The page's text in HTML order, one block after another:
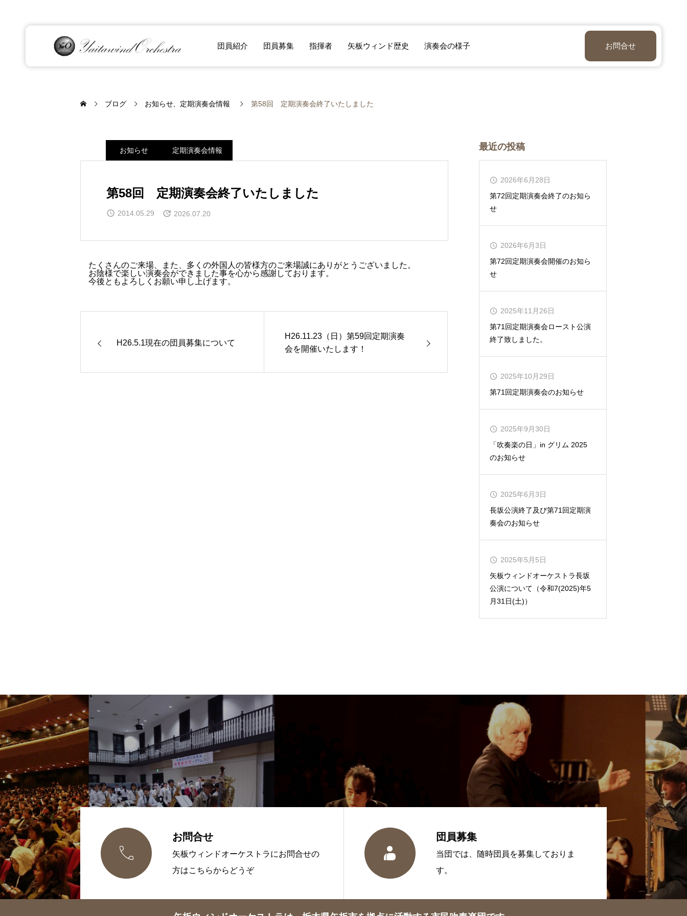
団員紹介 団員募集 指揮者 矢板ウィンド歴史 演奏会の様子 お問合せ
ブログ お知らせ 定期演奏会情報 第58回 定期演奏会終了いたしました
お知らせ 定期演奏会情報
第58回 定期演奏会終了いたしました
2014.05.29 2026.07.20
たくさんのご来場、また、多くの外国人の皆様方のご来場誠にありがとうございました。
お陰様で楽しい演奏会ができました事を心から感謝しております。
今後ともよろしくお願い申し上げます。
H26.5.1現在の団員募集について
H26.11.23（日）第59回定期演奏
会を開催いたします！
最近の投稿
第72回定期演奏会終了のお知ら
せ
2026年6月28日
第72回定期演奏会開催のお知ら
せ
2026年6月3日
第71回定期演奏会ロースト公演
終了致しました。
2025年11月26日
第71回定期演奏会のお知らせ
2025年10月29日
「吹奏楽の日」in グリム 2025
のお知らせ
2025年9月30日
長坂公演終了及び第71回定期演
奏会のお知らせ
2025年6月3日
矢板ウィンドオーケストラ長坂
公演について（令和7(2025)年5
月31日(土)）
2025年5月5日

お問合せ
矢板ウィンドオーケストラにお問合せの
方はこちらからどうぞ

団員募集
当団では、随時団員を募集しておりま
す。